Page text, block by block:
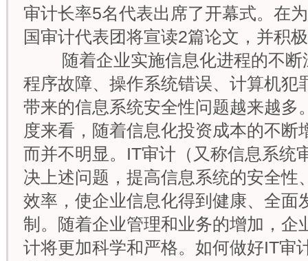
审计长率5名代表出席了开幕式。在
国审计代表团将宣读2篇论文，并积
随着企业实施信息化进程的不断
程序故障、操作系统错误、计算机犯
带来的信息系统安全性问题越来越多
度来看，随着信息化投资成本的不断
而并不明显。IT审计（又称信息系统
决上述问题，提高信息系统的安全性
效率，使企业信息化得到健康、全面
制。随着企业管理和业务的增加，企
计将更加科学和严格。如何做好IT审